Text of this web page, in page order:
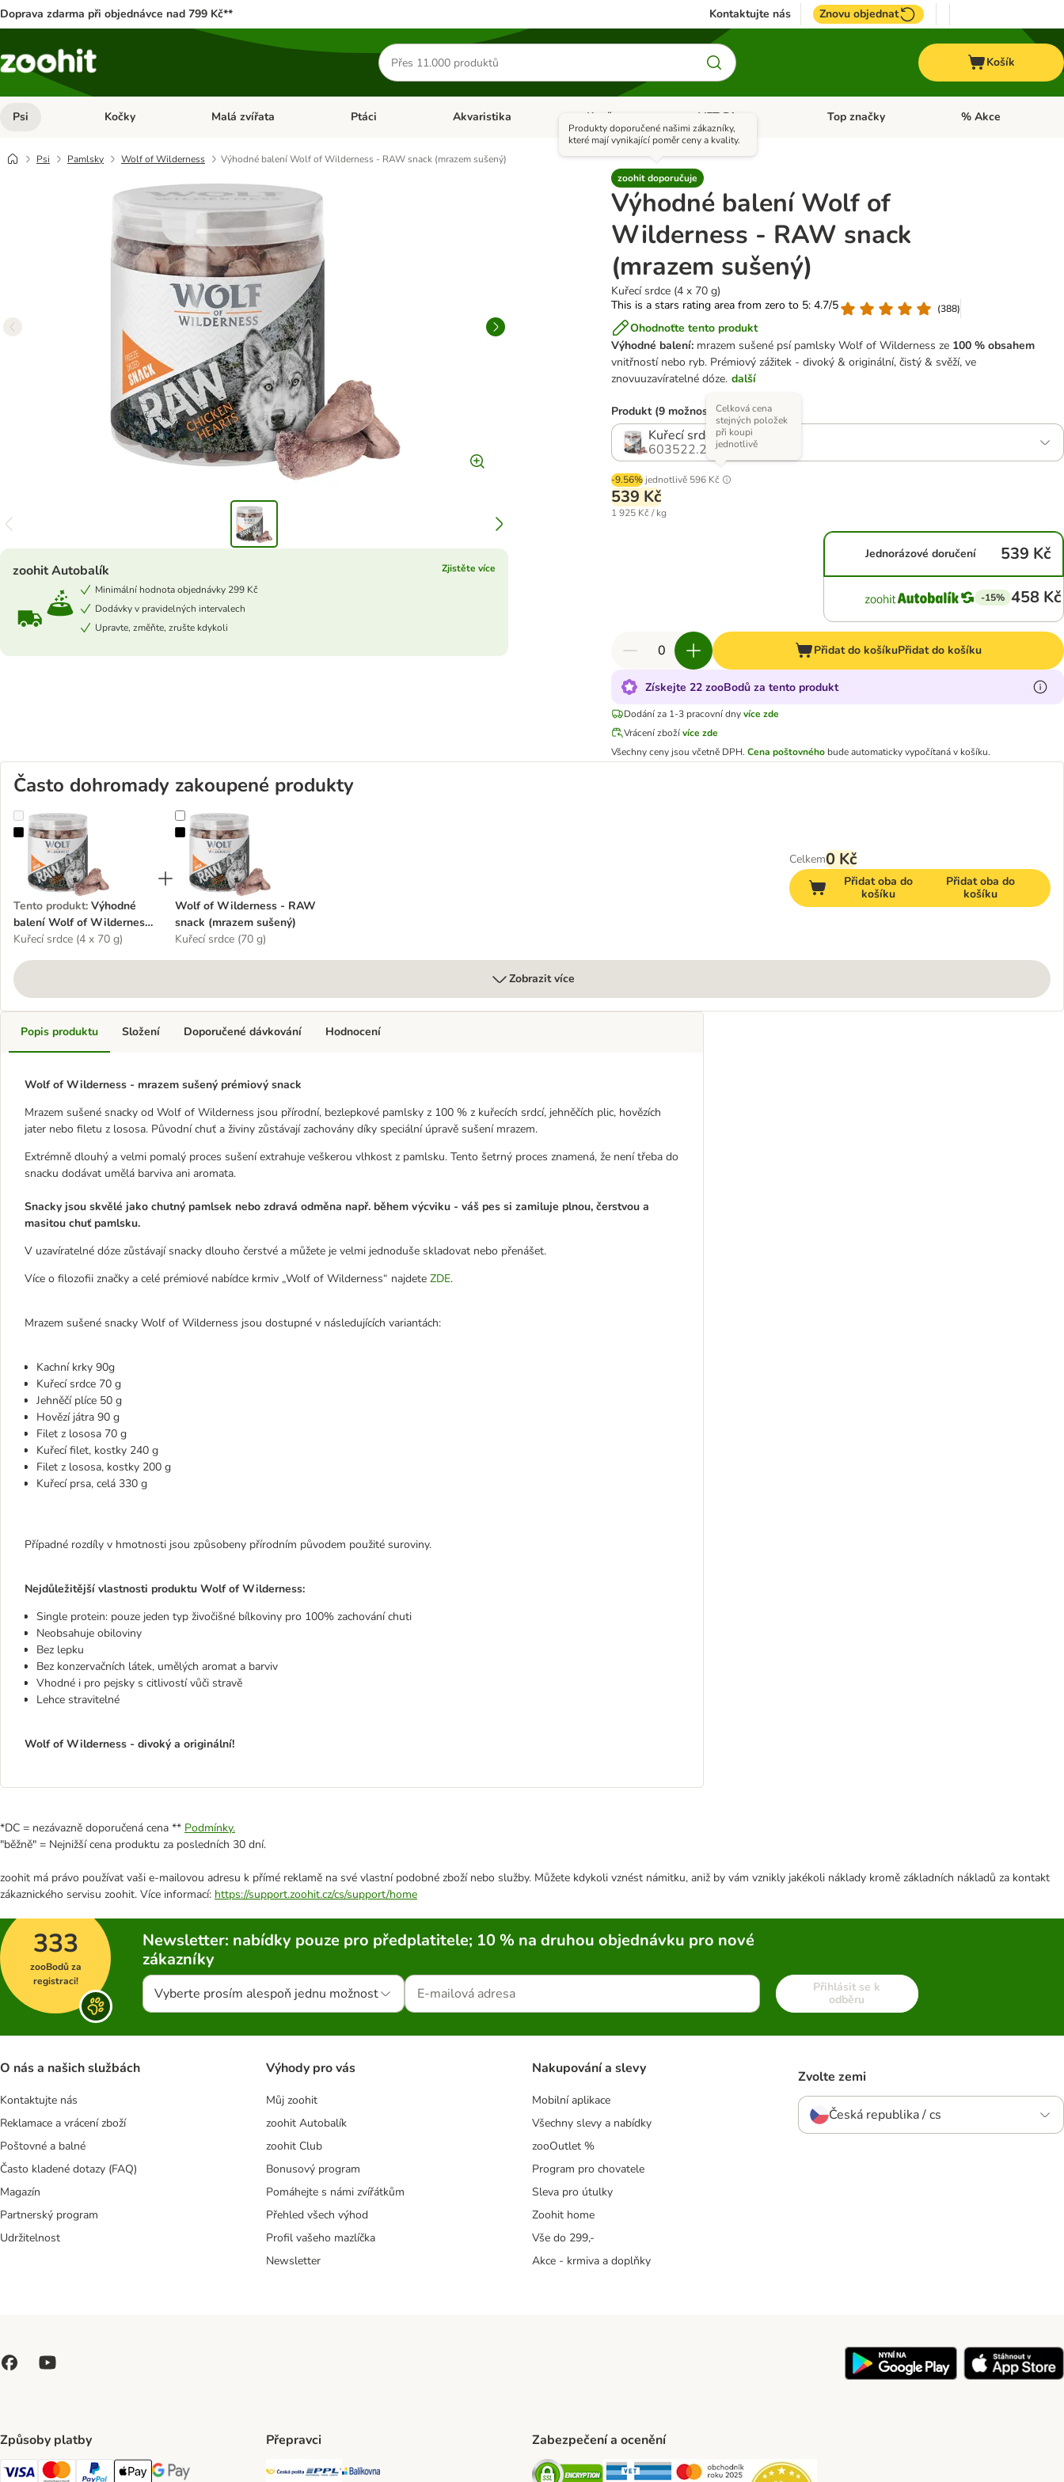
Doprava zdarma při objednávce nad 799 Kč** Kontaktujte nás Znovu objednat
Hledat
produkty
Košík
Psi Otevřít menu: Psi
Kočky Otevřít menu: Kočky
Malá zvířata Otevřít menu: Malá zvířata
Ptáci Otevřít menu: Ptáci
Akvaristika Otevřít menu: Akvaristika
Koně Otevřít menu: Koně
+ VET Dieta Otevřít menu: + VET Dieta
Top značky Otevřít menu: Top
% Akce
Psi Pamlsky Wolf of Wilderness
Výhodné balení Wolf of Wilderness - RAW snack (mrazem sušený)
zoohit doporučuje
Produkty doporučené našimi zákazníky,
které mají vynikající poměr ceny a kvality.
Výhodné balení Wolf of
Wilderness - RAW snack
(mrazem sušený)
Kuřecí srdce (4 x 70 g)
This is a stars rating area from zero to 5: 4.7/5
(388)
Ohodnoťte tento produkt
Výhodné balení: mrazem sušené psí pamlsky Wolf of Wilderness ze 100 % obsahem
vnitřností nebo ryb. Prémiový zážitek - divoký & originální, čistý & svěží, ve
znovuuzavíratelné dóze. další
zoohit Autobalík
Zjistěte více
Minimální hodnota objednávky 299 Kč
Dodávky v pravidelných intervalech
Upravte, změňte, zrušte kdykoli
Produkt (9 možností)
Kuřecí srdce (4 x 70 g)
603522.2
-9.56% jednotlivě 596 Kč
Celková cena
stejných položek
při koupi
jednotlivě
539 Kč
1 925 Kč / kg
Jednorázové doručení 539 Kč
-15% 458 Kč
Přidat do košíkuPřidat do košíku
Získejte 22 zooBodů za tento produkt
Dodání za 1-3 pracovní dny více zde
Vrácení zbožívíce zde
Všechny ceny jsou včetně DPH. Cena poštovného bude automaticky vypočítaná v košíku.
Často dohromady zakoupené produkty
Výhodné balení Wolf of Wilderness - RAW snack (mrazem sušený)
Tento produkt: Výhodné
balení Wolf of Wilderness
- RAW snack (mrazem
Kuřecí srdce (4 x 70 g)
Wolf of Wilderness - RAW snack (mrazem sušený)
Wolf of Wilderness - RAW
snack (mrazem sušený)
Kuřecí srdce (70 g)
Celkem0 Kč
Přidat oba do
košíku
Přidat oba do
košíku
Zobrazit více
Popis produktu
Wolf of Wilderness - mrazem sušený prémiový snack
Mrazem sušené snacky od Wolf of Wilderness jsou přírodní, bezlepkové pamlsky z 100 % z kuřecích srdcí, jehněčích plic, hovězích
jater nebo filetu z lososa. Původní chuť a živiny zůstávají zachovány díky speciální úpravě sušení mrazem.
Extrémně dlouhý a velmi pomalý proces sušení extrahuje veškerou vlhkost z pamlsku. Tento šetrný proces znamená, že není třeba do
snacku dodávat umělá barviva ani aromata.
Snacky jsou skvělé jako chutný pamlsek nebo zdravá odměna např. během výcviku - váš pes si zamiluje plnou, čerstvou a
masitou chuť pamlsku.
V uzavíratelné dóze zůstávají snacky dlouho čerstvé a můžete je velmi jednoduše skladovat nebo přenášet.
Více o filozofii značky a celé prémiové nabídce krmiv „Wolf of Wilderness“ najdete ZDE.
Mrazem sušené snacky Wolf of Wilderness jsou dostupné v následujících variantách:
Kachní krky 90g
Kuřecí srdce 70 g
Jehněčí plíce 50 g
Hovězí játra 90 g
Filet z lososa 70 g
Kuřecí filet, kostky 240 g
Filet z lososa, kostky 200 g
Kuřecí prsa, celá 330 g
Případné rozdíly v hmotnosti jsou způsobeny přírodním původem použité suroviny.
Nejdůležitější vlastnosti produktu Wolf of Wilderness:
Single protein: pouze jeden typ živočišné bílkoviny pro 100% zachování chuti
Neobsahuje obiloviny
Bez lepku
Bez konzervačních látek, umělých aromat a barviv
Vhodné i pro pejsky s citlivostí vůči stravě
Lehce stravitelné
Wolf of Wilderness - divoký a originální!
Složení Doporučené dávkování Hodnocení
*DC = nezávazně doporučená cena ** Podmínky.
"běžně" = Nejnižší cena produktu za posledních 30 dní.
zoohit má právo používat vaši e-mailovou adresu k přímé reklamě na své vlastní podobné zboží nebo služby. Můžete kdykoli vznést námitku, aniž by vám vznikly jakékoli náklady kromě základních nákladů za kontakt
zákaznického servisu zoohit. Více informací: https://support.zoohit.cz/cs/support/home
333
zooBodů za
registraci!
Newsletter: nabídky pouze pro předplatitele; 10 % na druhou objednávku pro nové
zákazníky
Vyberte prosím alespoň jednu možnost
Přihlásit se k
odběru
O nás a našich službách
Kontaktujte nás
Reklamace a vrácení zboží
Poštovné a balné
Často kladené dotazy (FAQ)
Magazín
Partnerský program
Udržitelnost
Výhody pro vás
Můj zoohit
zoohit Autobalík
zoohit Club
Bonusový program
Pomáhejte s námi zvířátkům
Přehled všech výhod
Profil vašeho mazlíčka
Newsletter
Nakupování a slevy
Mobilní aplikace
Všechny slevy a nabídky
zooOutlet %
Program pro chovatele
Sleva pro útulky
Zoohit home
Vše do 299,-
Akce - krmiva a doplňky
Zvolte zemi
Česká republika / cs
Způsoby platby Přepravci
Česká pošta Shipping Method
PPL Shipping Method
Balíkovna Shipping Method
Zabezpečení a ocenění
Security Security Security